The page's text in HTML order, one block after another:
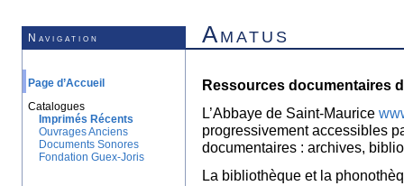
Navigation Amatus
Page d’Accueil
Catalogues
Imprimés Récents
Ouvrages Anciens
Documents Sonores
Fondation Guex-Joris
Ressources documentaires
L’Abbaye de Saint-Maurice
progressivement accessibles
documentaires : archives,
La bibliothèque et la